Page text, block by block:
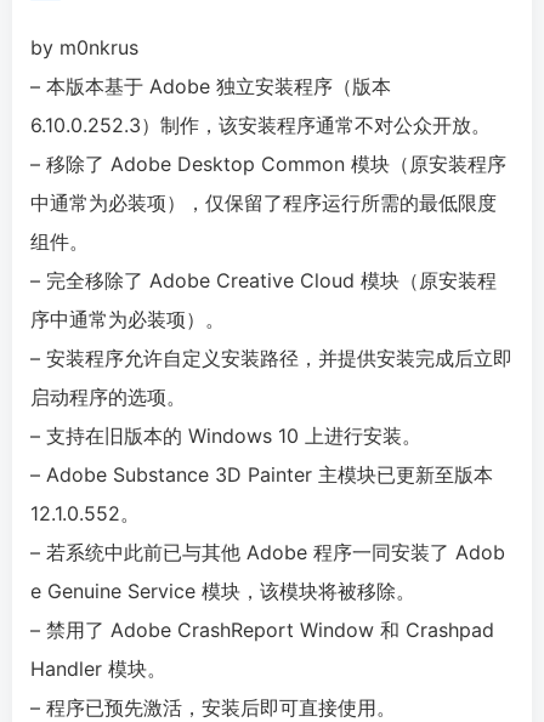
by m0nkrus
– 本版本基于 Adob​​e 独立安装程序（版本
6.10.0.252.3）制作，该安装程序通常不对公众开放。
– 移除了 Adob​​e Desktop Common 模块（原安装程序
中通常为必装项），仅保留了程序运行所需的最低限度
组件。
– 完全移除了 Adob​​e Creative Cloud 模块（原安装程
序中通常为必装项）。
– 安装程序允许自定义安装路径，并提供安装完成后立即
启动程序的选项。
– 支持在旧版本的 Windows 10 上进行安装。
– Adob​​e Substance 3D Painter 主模块已更新至版本
12.1.0.552。
– 若系统中此前已与其他 Adob​​e 程序一同安装了 Adob​​
e Genuine Service 模块，该模块将被移除。
– 禁用了 Adob​​e CrashReport Window 和 Crashpad
Handler 模块。
– 程序已预先激活，安装后即可直接使用。